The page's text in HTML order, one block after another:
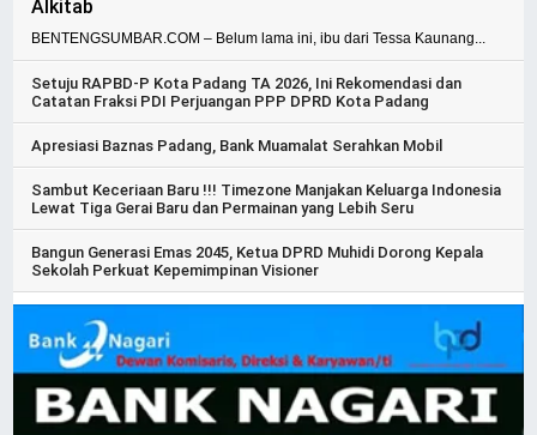
Alkitab
BENTENGSUMBAR.COM – Belum lama ini, ibu dari Tessa Kaunang...
Setuju RAPBD-P Kota Padang TA 2026, Ini Rekomendasi dan
Catatan Fraksi PDI Perjuangan PPP DPRD Kota Padang
Apresiasi Baznas Padang, Bank Muamalat Serahkan Mobil
Sambut Keceriaan Baru !!! Timezone Manjakan Keluarga Indonesia
Lewat Tiga Gerai Baru dan Permainan yang Lebih Seru
Bangun Generasi Emas 2045, Ketua DPRD Muhidi Dorong Kepala
Sekolah Perkuat Kepemimpinan Visioner